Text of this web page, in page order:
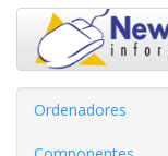
Ordenadores